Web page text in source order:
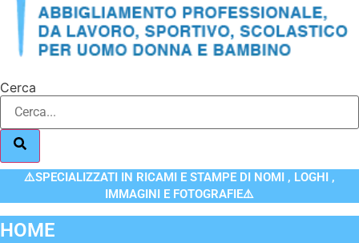
Cerca
⚠️SPECIALIZZATI IN RICAMI E STAMPE DI NOMI , LOGHI ,
IMMAGINI E FOTOGRAFIE⚠️
HOME